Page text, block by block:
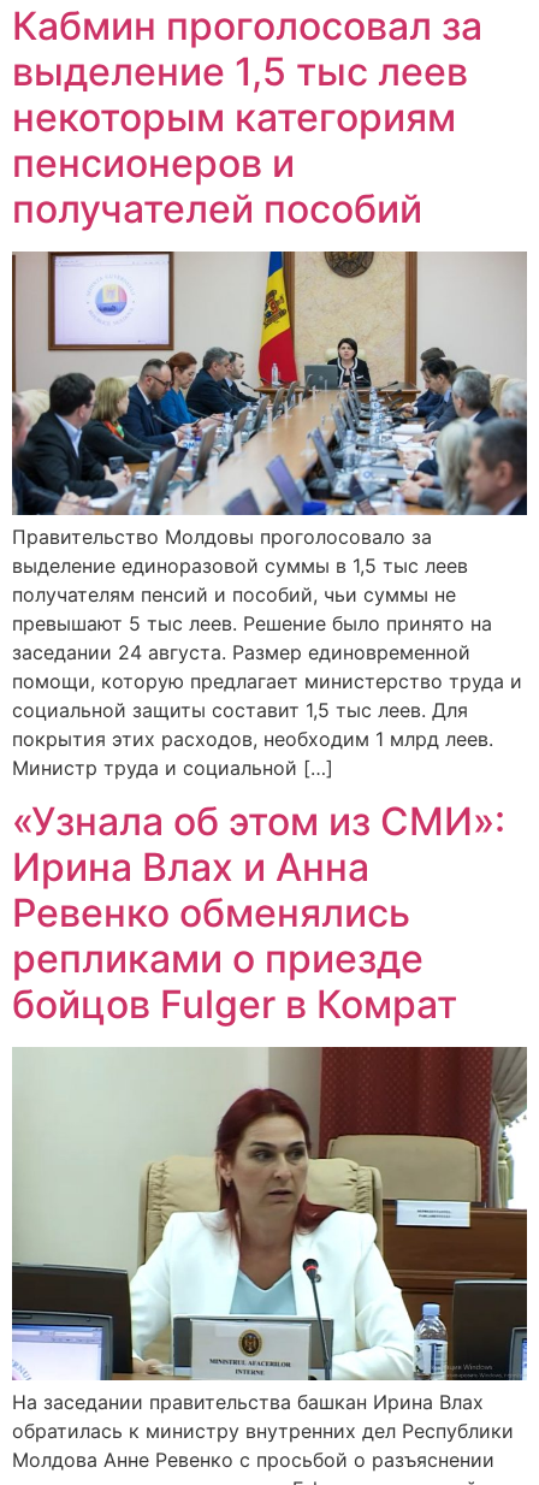
Кабмин проголосовал за
выделение 1,5 тыс леев
некоторым категориям
пенсионеров и
получателей пособий
Правительство Молдовы проголосовало за
выделение единоразовой суммы в 1,5 тыс леев
получателям пенсий и пособий, чьи суммы не
превышают 5 тыс леев. Решение было принято на
заседании 24 августа. Размер единовременной
помощи, которую предлагает министерство труда и
социальной защиты составит 1,5 тыс леев. Для
покрытия этих расходов, необходим 1 млрд леев.
Министр труда и социальной […]
«Узнала об этом из СМИ»:
Ирина Влах и Анна
Ревенко обменялись
репликами о приезде
бойцов Fulger в Комрат
На заседании правительства башкан Ирина Влах
обратилась к министру внутренних дел Республики
Молдова Анне Ревенко с просьбой о разъяснении